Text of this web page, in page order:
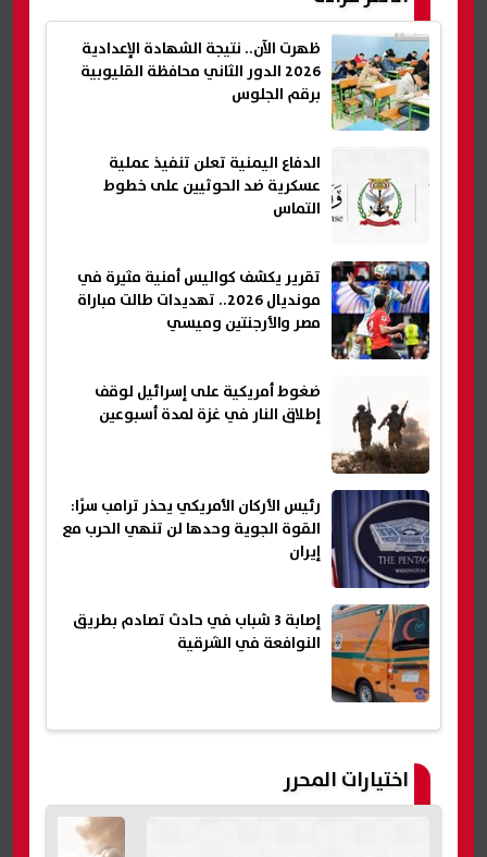
ظهرت الآن.. نتيجة الشهادة الإعدادية
2026 الدور الثاني محافظة القليوبية
برقم الجلوس
الدفاع اليمنية تعلن تنفيذ عملية
عسكرية ضد الحوثيين على خطوط
التماس
تقرير يكشف كواليس أمنية مثيرة في
مونديال 2026.. تهديدات طالت مباراة
مصر والأرجنتين وميسي
ضغوط أمريكية على إسرائيل لوقف
إطلاق النار في غزة لمدة أسبوعين
رئيس الأركان الأمريكي يحذر ترامب سرًا:
القوة الجوية وحدها لن تنهي الحرب مع
إيران
إصابة 3 شباب في حادث تصادم بطريق
النوافعة في الشرقية
اختيارات المحرر